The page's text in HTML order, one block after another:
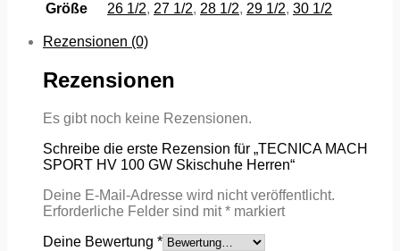
Größe 26 1/2, 27 1/2, 28 1/2, 29 1/2, 30 1/2
Rezensionen (0)
Rezensionen
Es gibt noch keine Rezensionen.
Schreibe die erste Rezension für „TECNICA MACH
SPORT HV 100 GW Skischuhe Herren“
Deine E-Mail-Adresse wird nicht veröffentlicht.
Erforderliche Felder sind mit* markiert
Deine Bewertung *